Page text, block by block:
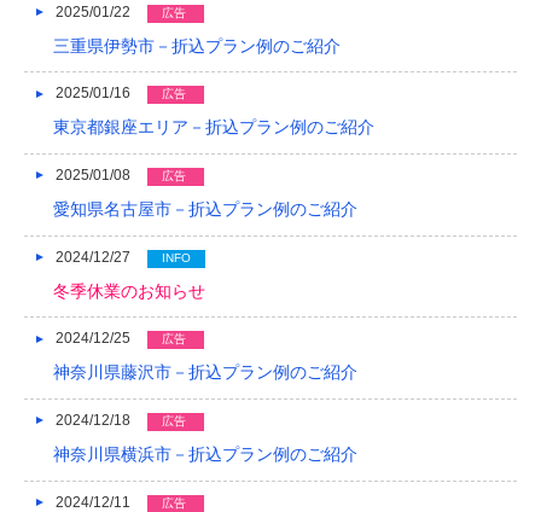
2014/06
2014/05
2014/04
2014/03
2013/12
2013/11
2013/09
2013/08
2025/01/22 広告
三重県伊勢市－折込プラン例のご紹介
2025/01/16 広告
東京都銀座エリア－折込プラン例のご紹介
2025/01/08 広告
愛知県名古屋市－折込プラン例のご紹介
2024/12/27 INFO
冬季休業のお知らせ
2024/12/25 広告
神奈川県藤沢市－折込プラン例のご紹介
2024/12/18 広告
神奈川県横浜市－折込プラン例のご紹介
2024/12/11 広告